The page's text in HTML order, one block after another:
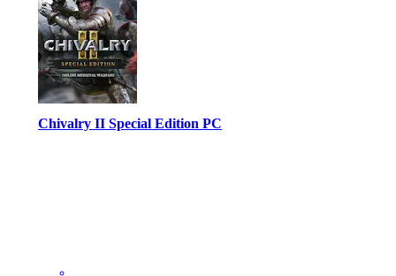
Chivalry II Special Edition PC